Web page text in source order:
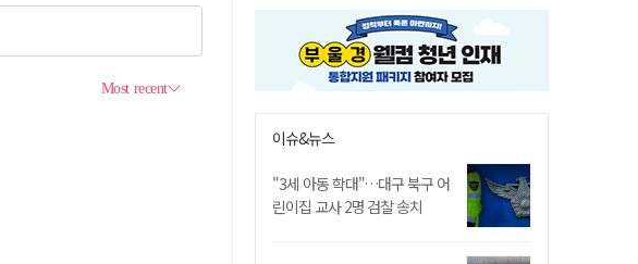
이슈&뉴스
"3세 아동 학대"…대구 북구 어
린이집 교사 2명 검찰 송치